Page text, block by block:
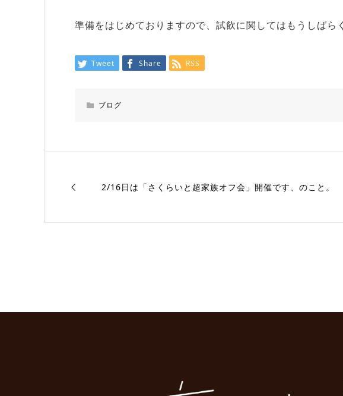
準備をはじめておりますので、試飲に関してはもうしばら
Tweet Share RSS
ブログ
2/16日は「さくらいと超家族オフ会」開催です、のこと。